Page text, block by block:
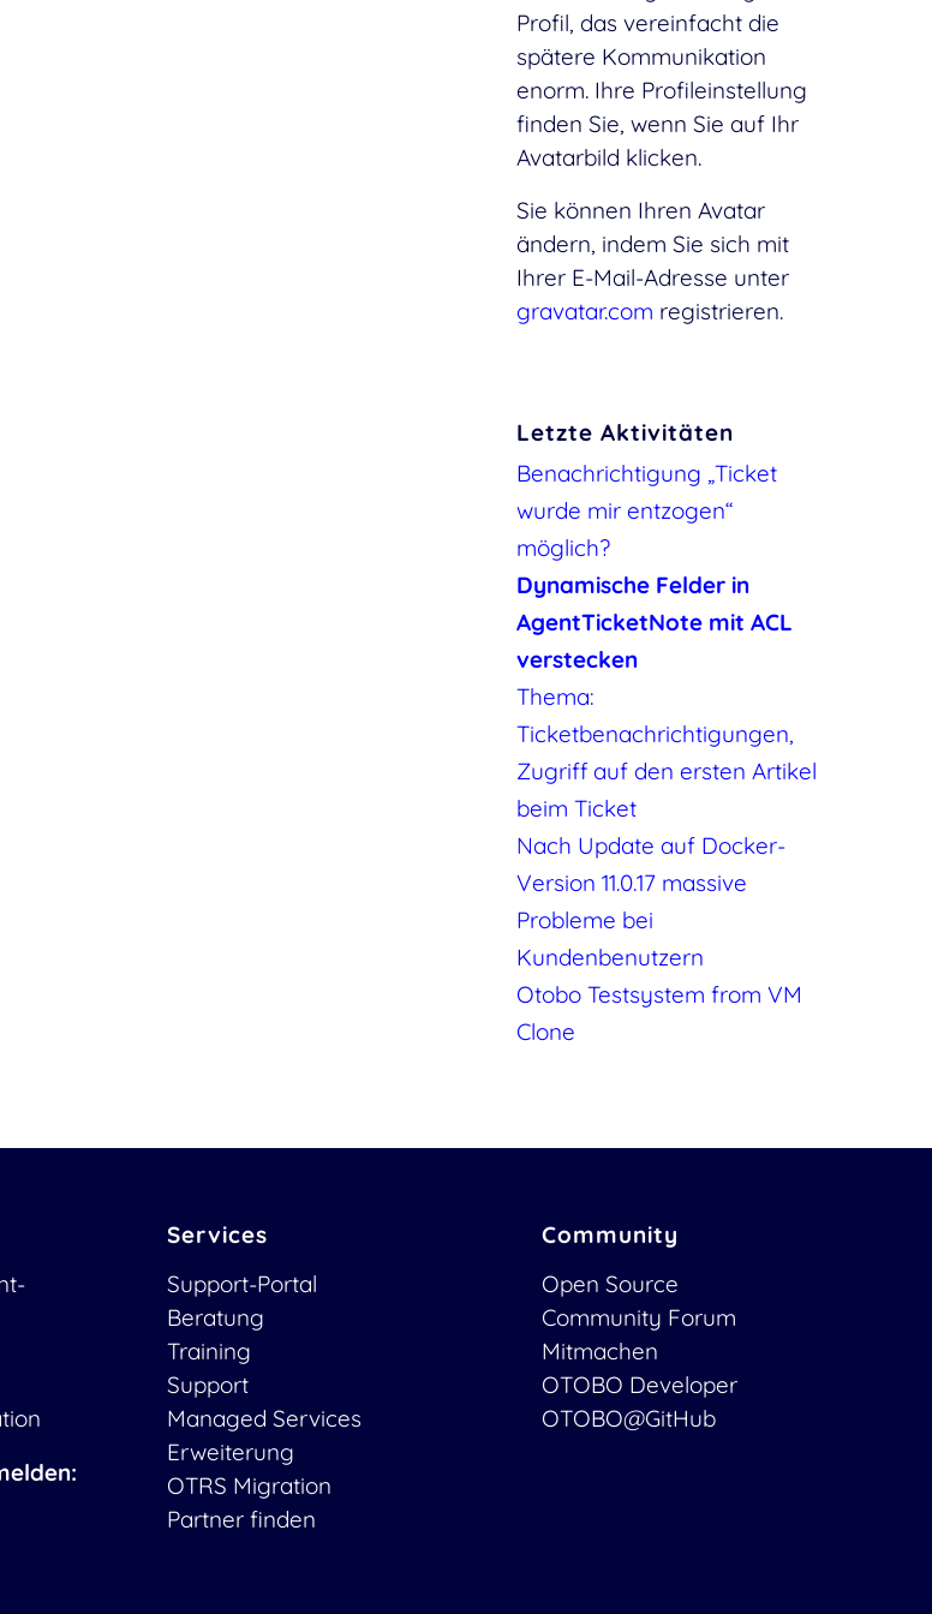
Profil, das vereinfacht die
spätere Kommunikation
enorm. Ihre Profileinstellung
finden Sie, wenn Sie auf Ihr
Avatarbild klicken.
Sie können Ihren Avatar
ändern, indem Sie sich mit
Ihrer E-Mail-Adresse unter
gravatar.com registrieren.
Letzte Aktivitäten
Benachrichtigung „Ticket
wurde mir entzogen“
möglich?
Dynamische Felder in
AgentTicketNote mit ACL
verstecken
Thema:
Ticketbenachrichtigungen,
Zugriff auf den ersten Artikel
beim Ticket
Nach Update auf Docker-
Version 11.0.17 massive
Probleme bei
Kundenbenutzern
Otobo Testsystem from VM
Clone
Services
Support-Portal
Beratung
Training
Support
Managed Services
Erweiterung
OTRS Migration
Partner finden
Community
Open Source
Community Forum
Mitmachen
OTOBO Developer
OTOBO@GitHub